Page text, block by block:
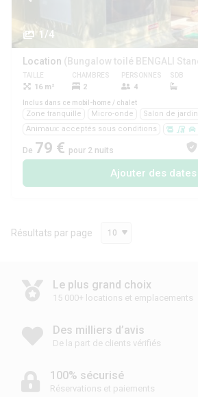
1/4
Location
TAILLE
16 m²
CHAMBRES
2
PERSONNES
4
SDB
Inclus dans ce mobil-home / chalet
Zone tranquille Micro-onde Salon de jardin
Animaux: acceptés sous conditions
De 79 € pour 2 nuits
Ajouter des dates
Résultats par page 10
Le plus grand choix
15 000+ locations et emplacements
Des milliers d’avis
De la part de clients vérifiés
100% sécurisé
Réservations et paiements